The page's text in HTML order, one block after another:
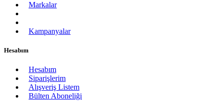
Markalar
Kampanyalar
Hesabım
Hesabım
Siparişlerim
Alışveriş Listem
Bülten Aboneliği